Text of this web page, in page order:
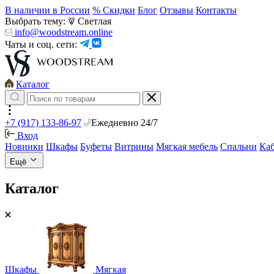
В наличии в России % Скидки Блог Отзывы Контакты
Выбрать тему:
Светлая
info@woodstream.online
Чаты и соц. сети:
Каталог
+7 (917) 133-86-97
Ежедневно 24/7
Вход
Новинки Шкафы Буфеты Витрины Мягкая мебель Спальни
Ещё
Каталог
Шкафы Мягкая